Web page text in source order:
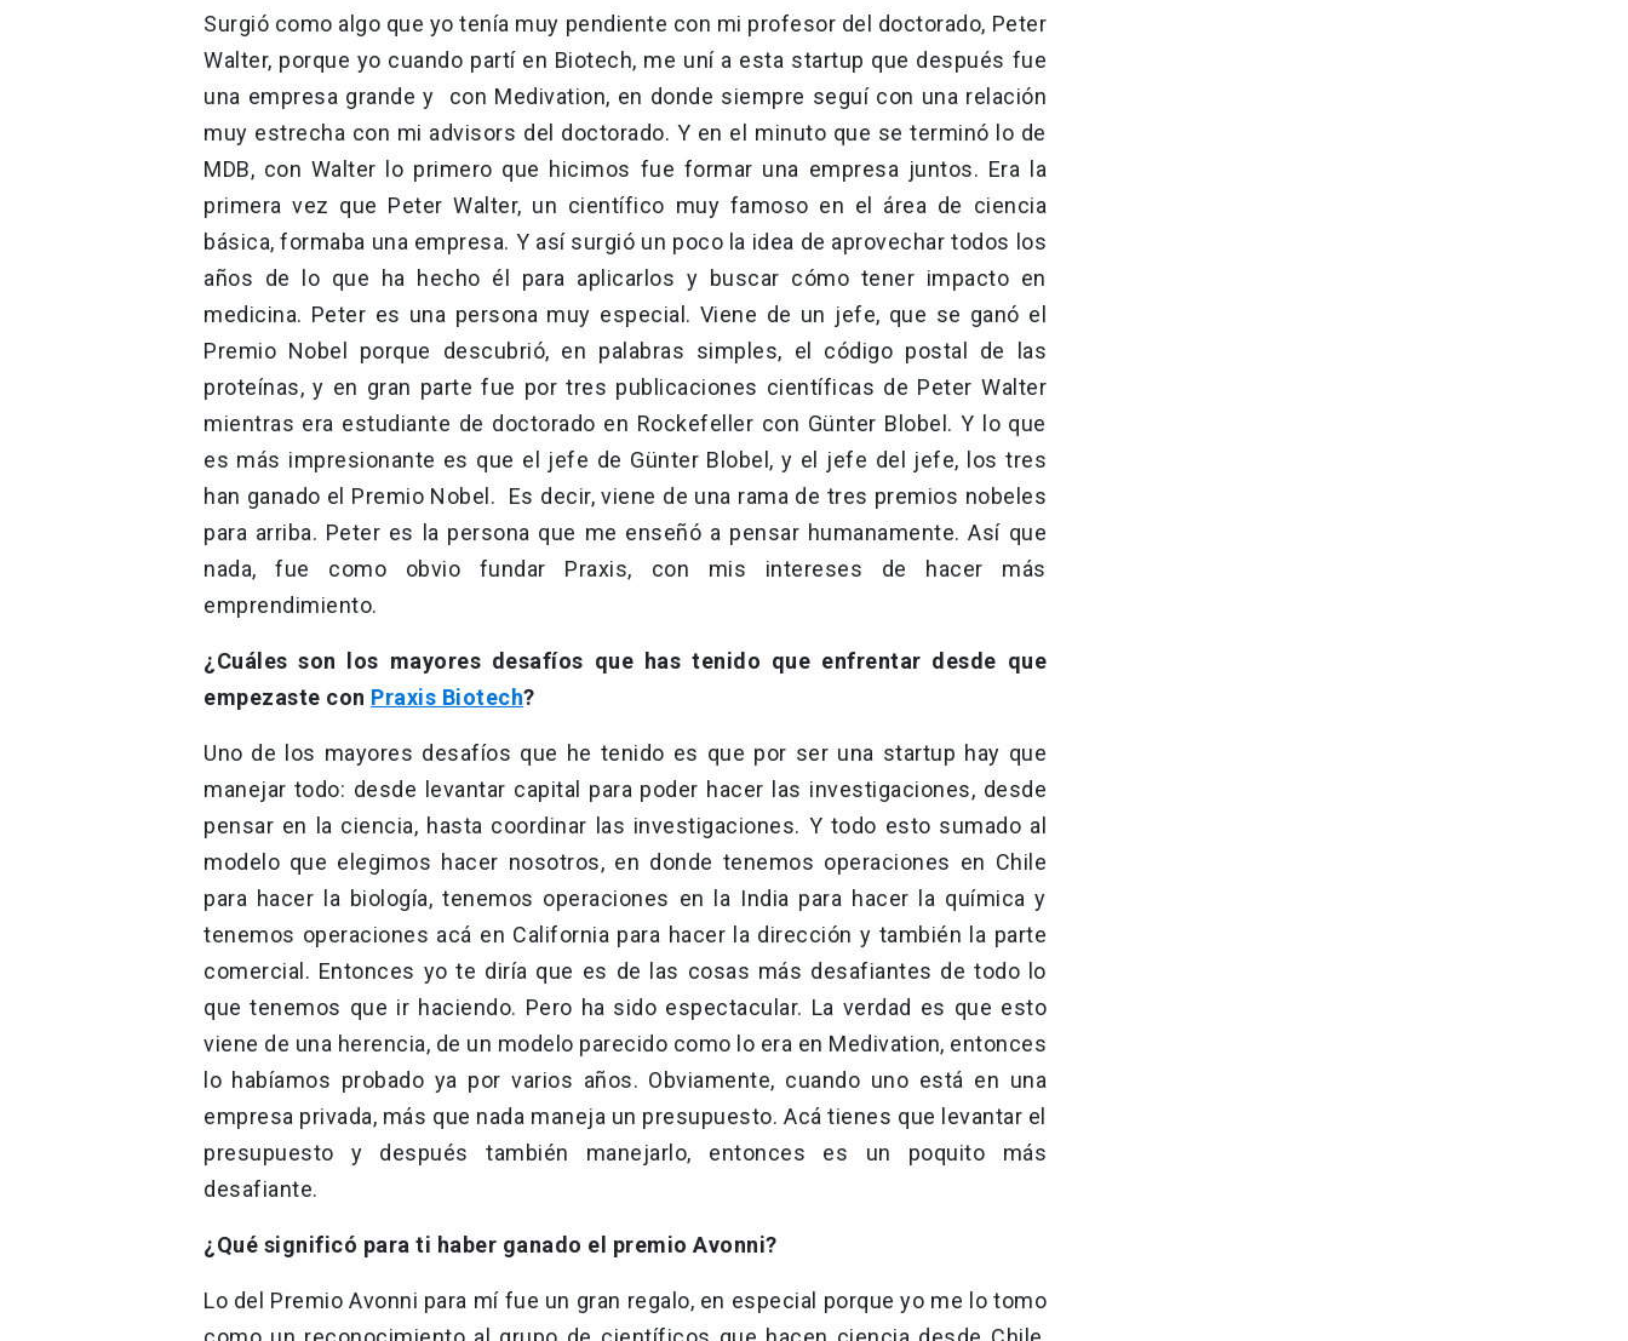
Surgió como algo que yo tenía muy pendiente con mi profesor del doctorado, Peter
Walter, porque yo cuando partí en Biotech, me uní a esta startup que después fue
una empresa grande y con Medivation, en donde siempre seguí con una relación
muy estrecha con mi advisors del doctorado. Y en el minuto que se terminó lo de
MDB, con Walter lo primero que hicimos fue formar una empresa juntos. Era la
primera vez que Peter Walter, un científico muy famoso en el área de ciencia
básica, formaba una empresa. Y así surgió un poco la idea de aprovechar todos los
años de lo que ha hecho él para aplicarlos y buscar cómo tener impacto en
medicina. Peter es una persona muy especial. Viene de un jefe, que se ganó el
Premio Nobel porque descubrió, en palabras simples, el código postal de las
proteínas, y en gran parte fue por tres publicaciones científicas de Peter Walter
mientras era estudiante de doctorado en Rockefeller con Günter Blobel. Y lo que
es más impresionante es que el jefe de Günter Blobel, y el jefe del jefe, los tres
han ganado el Premio Nobel. Es decir, viene de una rama de tres premios nobeles
para arriba. Peter es la persona que me enseñó a pensar humanamente. Así que
nada, fue como obvio fundar Praxis, con mis intereses de hacer más
emprendimiento.
¿Cuáles son los mayores desafíos que has tenido que enfrentar desde que
empezaste con Praxis Biotech?
Uno de los mayores desafíos que he tenido es que por ser una startup hay que
manejar todo: desde levantar capital para poder hacer las investigaciones, desde
pensar en la ciencia, hasta coordinar las investigaciones. Y todo esto sumado al
modelo que elegimos hacer nosotros, en donde tenemos operaciones en Chile
para hacer la biología, tenemos operaciones en la India para hacer la química y
tenemos operaciones acá en California para hacer la dirección y también la parte
comercial. Entonces yo te diría que es de las cosas más desafiantes de todo lo
que tenemos que ir haciendo. Pero ha sido espectacular. La verdad es que esto
viene de una herencia, de un modelo parecido como lo era en Medivation, entonces
lo habíamos probado ya por varios años. Obviamente, cuando uno está en una
empresa privada, más que nada maneja un presupuesto. Acá tienes que levantar el
presupuesto y después también manejarlo, entonces es un poquito más
desafiante.
¿Qué significó para ti haber ganado el premio Avonni?
Lo del Premio Avonni para mí fue un gran regalo, en especial porque yo me lo tomo